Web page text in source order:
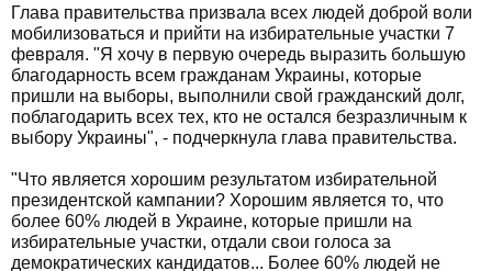
Глава правительства призвала всех людей доброй воли
мобилизоваться и прийти на избирательные участки 7
февраля. "Я хочу в первую очередь выразить большую
благодарность всем гражданам Украины, которые
пришли на выборы, выполнили свой гражданский долг,
поблагодарить всех тех, кто не остался безразличным к
выбору Украины", - подчеркнула глава правительства.
"Что является хорошим результатом избирательной
президентской кампании? Хорошим является то, что
более 60% людей в Украине, которые пришли на
избирательные участки, отдали свои голоса за
демократических кандидатов... Более 60% людей не